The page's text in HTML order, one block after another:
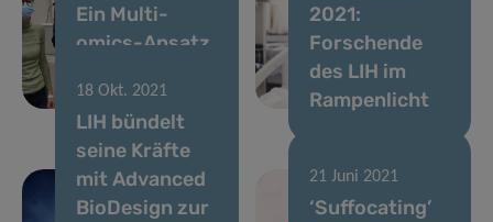
Ein Multi-
omics-Ansatz
Krebsforschung
2021:
Forschende
des LIH im
Rampenlicht
18 Okt. 2021
LIH bündelt
seine Kräfte
mit Advanced
BioDesign zur
21 Juni 2021
‘Suffocating’